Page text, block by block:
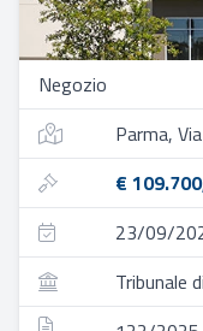
Negozio
Parma,
€
23/09/
Tribunale